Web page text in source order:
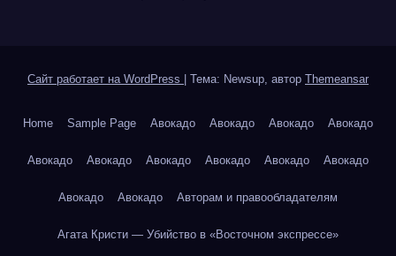
Сайт работает на WordPress Тема: Newsup, автор Themeansar
Home Sample Page Авокадо Авокадо Авокадо Авокадо
Авокадо Авокадо Авокадо Авокадо Авокадо Авокадо
Авокадо Авокадо Авторам и правообладателям
Агата Кристи — Убийство в «Восточном экспрессе»